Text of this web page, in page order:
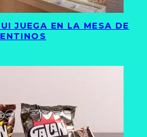
JUEGA EN LA MESA DE